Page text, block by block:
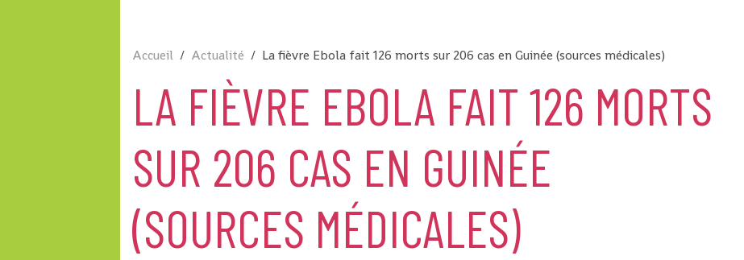
Accueil Actualité La fièvre Ebola fait 126 morts sur 206 cas en Guinée (sources médicales)
LA FIÈVRE EBOLA FAIT 126 MORTS
SUR 206 CAS EN GUINÉE
(SOURCES MÉDICALES)